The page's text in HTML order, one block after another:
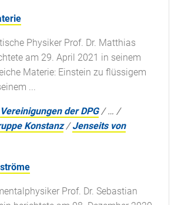
Physiker Prof. Dr. Matthias
am 29. April 2021 in seinem
Materie: Einstein zu flüssigem
...
Vereinigungen der DPG /… /
Konstanz /Jenseits von
Prof. Dr. Sebastian